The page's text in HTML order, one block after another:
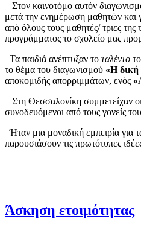
Στον καινοτόμο αυτόν
μετά την ενημέρωση μαθητών και
από όλους τους μαθητές/ τριες
προγράμματος το σχολείο μας
Τα παιδιά ανέπτυξαν το ταλέντο
το θέμα του διαγωνισμού «H
αποκομιδής απορριμμάτων, ενός
Στη Θεσσαλονίκη συμμετείχαν
συνοδευόμενοι από τους γονείς
Ήταν μια μοναδική εμπειρία για
παρουσιάσουν τις πρωτότυπες
Άσκηση ετοιμότητας